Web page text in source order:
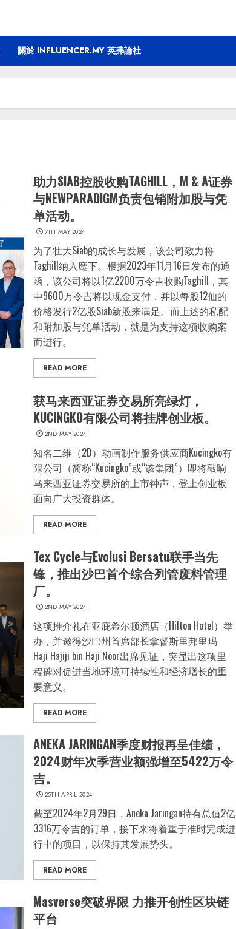
關於 INFLUENCER.MY 英弗論社
助力SIAB控股收购TAGHILL，M & A证券
与NEWPARADIGM负责包销附加股与凭
单活动。
7TH MAY 2024
为了壮大Siab的成长与发展，该公司致力将
Taghill纳入麾下。根据2023年11月16日发布的通
函，该公司将以1亿2200万令吉收购Taghill，其
中9600万令吉将以现金支付，并以每股12仙的
价格发行2亿股Siab新股来满足。而上述的私配
和附加股与凭单活动，就是为支持这项收购案
而进行。
READ MORE
获马来西亚证券交易所亮绿灯，
KUCINGKO有限公司将挂牌创业板。
2ND MAY 2024
知名二维（2D）动画制作服务供应商Kucingko有
限公司（简称“Kucingko”或“该集团”）即将敲响
马来西亚证券交易所的上市钟声，登上创业板
面向广大投资群体。
READ MORE
Tex Cycle与Evolusi Bersatu联手当先
锋，推出沙巴首个综合列管废料管理
厂。
2ND MAY 2024
这项推介礼在亚庇希尔顿酒店（Hilton Hotel）举
办，并邀得沙巴州首席部长拿督斯里邦里玛
Haji Hajiji bin Haji Noor出席见证，突显出这项里
程碑对促进当地环境可持续性和经济增长的重
要意义。
READ MORE
ANEKA JARINGAN季度财报再呈佳绩，
2024财年次季营业额强增至5422万令
吉。
25TH APRIL 2024
截至2024年2月29日，Aneka Jaringan持有总值2亿
3316万令吉的订单，接下来将着重于准时完成进
行中的项目，以保持其发展势头。
READ MORE
Masverse突破界限 力推开创性区块链
平台